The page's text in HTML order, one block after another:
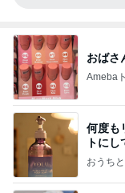
おばさ
Ameba
何度も
トにし
おうち